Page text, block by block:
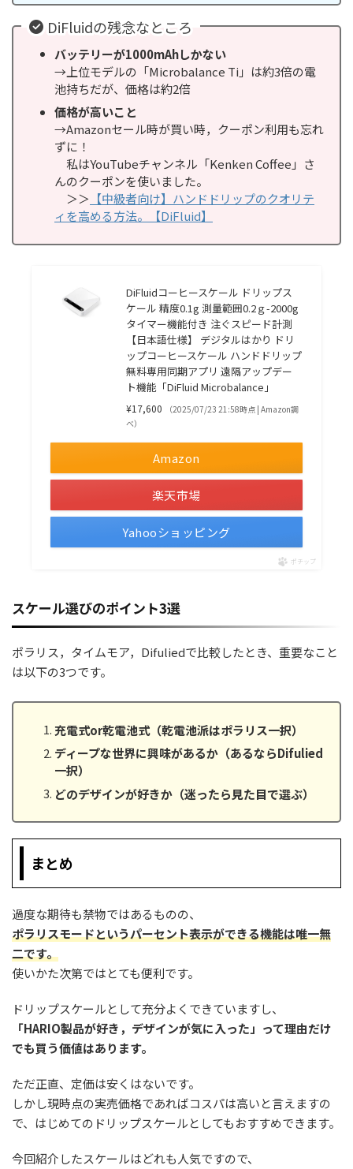
DiFluidの残念なところ
バッテリーが1000mAhしかない
→上位モデルの「Microbalance Ti」は約3倍の電
池持ちだが、価格は約2倍
価格が高いこと
→Amazonセール時が買い時，クーポン利用も忘れ
ずに！
私はYouTubeチャンネル「Kenken Coffee」さ
んのクーポンを使いました。
＞＞ 【中級者向け】ハンドドリップのクオリテ
ィを高める方法。【DiFluid】
DiFluidコーヒースケール ドリップス
ケール 精度0.1g 測量範囲0.2ｇ-2000g
タイマー機能付き 注ぐスピード計測
【日本語仕様】 デジタルはかり ドリ
ップコーヒースケール ハンドドリップ
無料専用同期アプリ 遠隔アップデー
ト機能「DiFluid Microbalance」
¥17,600
（2025/07/23 21:58時点 | Amazon調
べ）
Amazon
楽天市場
Yahooショッピング
ポチップ
スケール選びのポイント3選
ポラリス，タイムモア，Difuliedで比較したとき、重要なこと
は以下の3つです。
充電式or乾電池式（乾電池派はポラリス一択）
ディープな世界に興味があるか（あるならDifulied
一択）
どのデザインが好きか（迷ったら見た目で選ぶ）
まとめ
過度な期待も禁物ではあるものの、
ポラリスモードというパーセント表示ができる機能は唯一無
二です。
使いかた次第ではとても便利です。
ドリップスケールとして充分よくできていますし、
「HARIO製品が好き，デザインが気に入った」って理由だけ
でも買う価値はあります。
ただ正直、定価は安くはないです。
しかし現時点の実売価格であればコスパは高いと言えますの
で、はじめてのドリップスケールとしてもおすすめできます。
今回紹介したスケールはどれも人気ですので、